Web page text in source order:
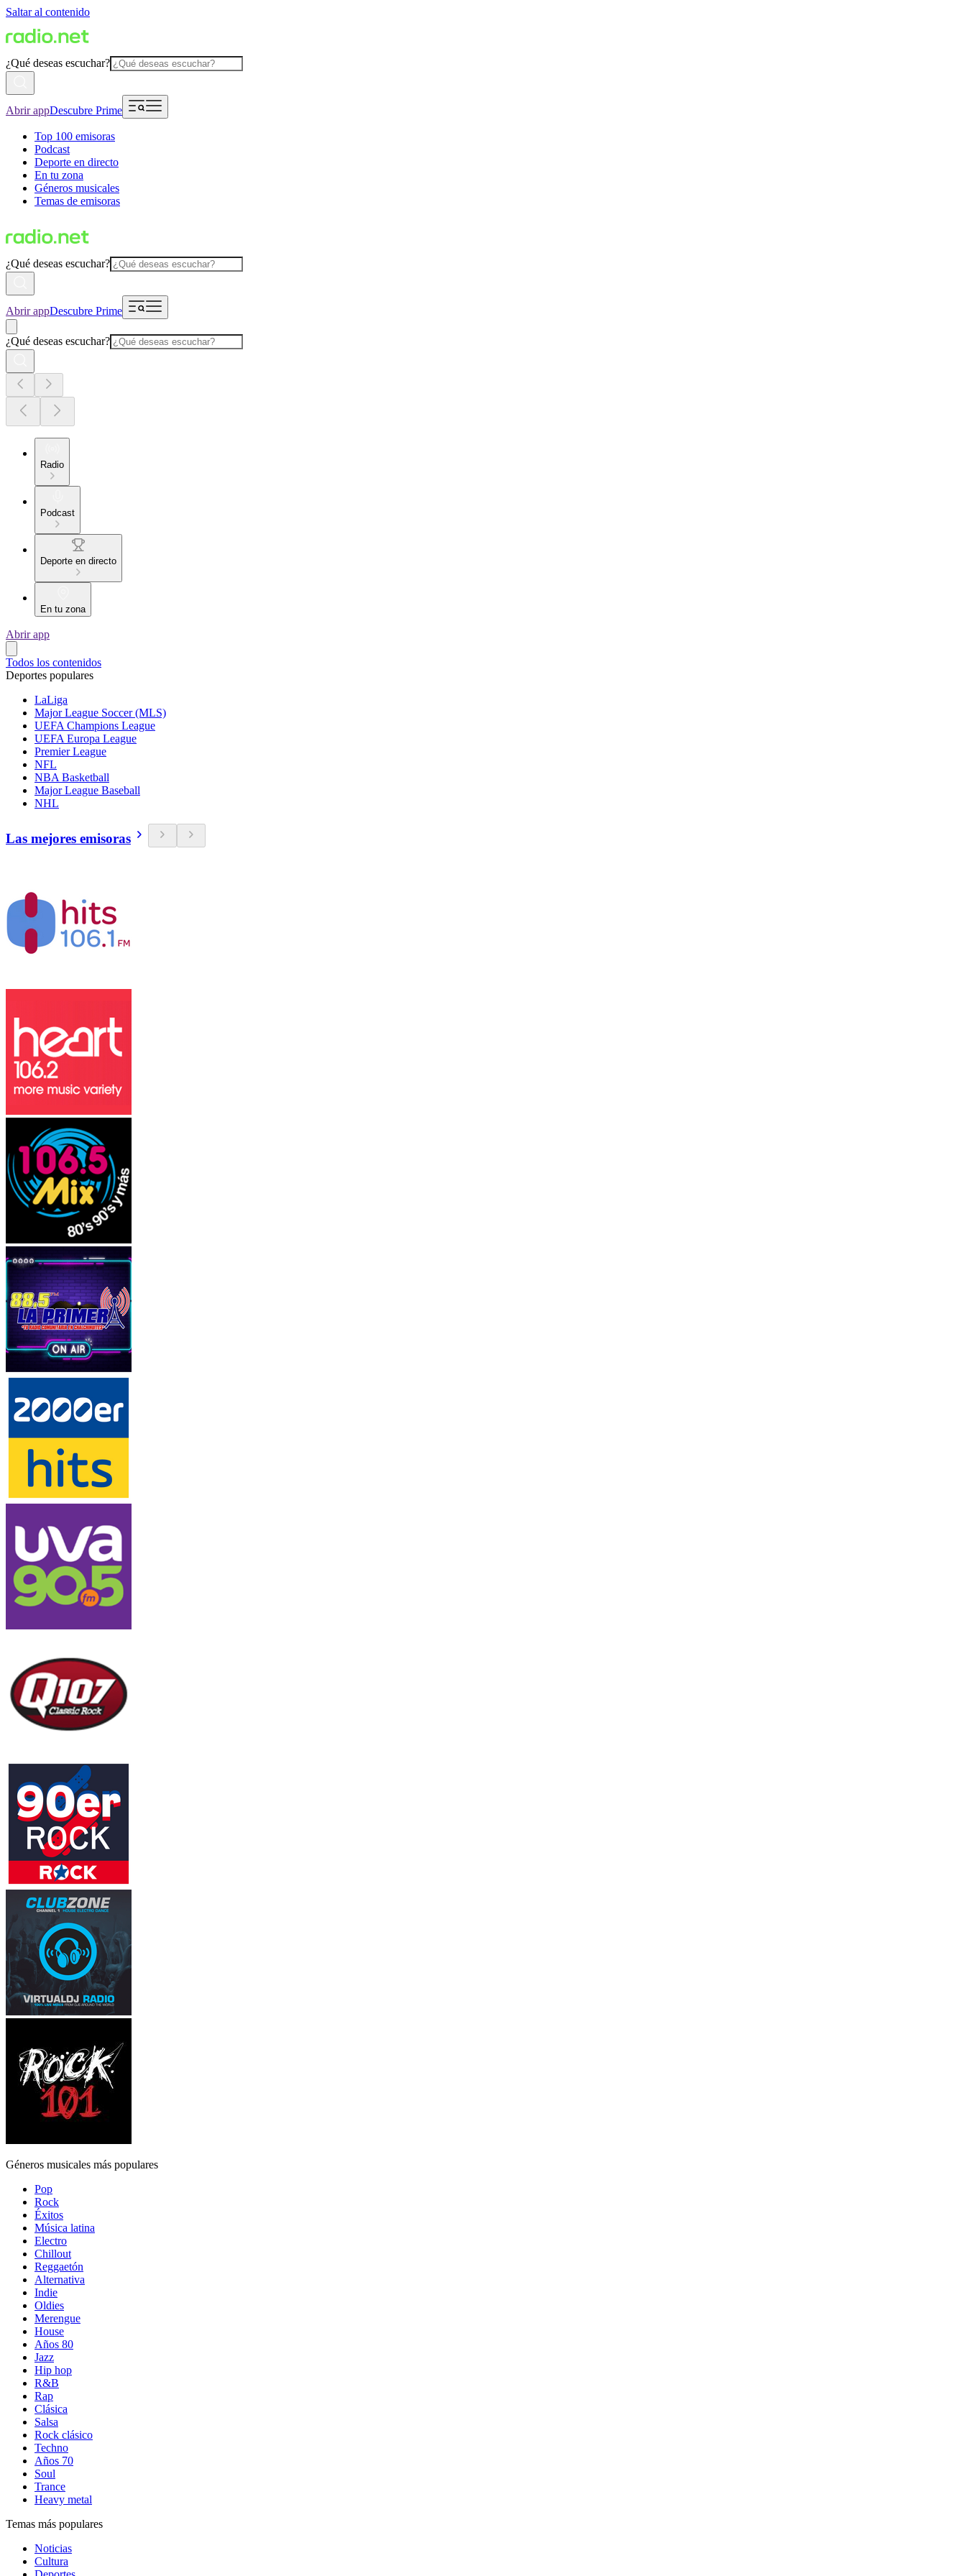
Saltar al contenido
¿Qué deseas escuchar?
Abrir appDescubre Prime
Top 100 emisoras
Podcast
Deporte en directo
En tu zona
Géneros musicales
Temas de emisoras
¿Qué deseas escuchar?
Abrir appDescubre Prime
¿Qué deseas escuchar?
Radio
Podcast
Deporte en directo
En tu zona
Abrir app
Todos los contenidos
Deportes populares
LaLiga
Major League Soccer (MLS)
UEFA Champions League
UEFA Europa League
Premier League
NFL
NBA Basketball
Major League Baseball
NHL
Las mejores emisoras
Géneros musicales más populares
Pop
Rock
Éxitos
Música latina
Electro
Chillout
Reggaetón
Alternativa
Indie
Oldies
Merengue
House
Años 80
Jazz
Hip hop
R&B
Rap
Clásica
Salsa
Rock clásico
Techno
Años 70
Soul
Trance
Heavy metal
Temas más populares
Noticias
Cultura